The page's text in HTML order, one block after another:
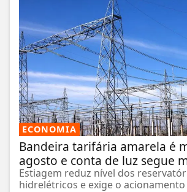
ECONOMIA
Bandeira tarifária amarela é
agosto e conta de luz segue
Estiagem reduz nível dos
hidrelétricos e exige o acionamento